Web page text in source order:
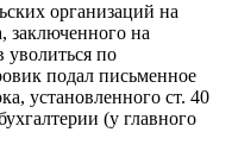
организаций на
заключенного на
по
подал письменное
установленного ст. 40
(у главного